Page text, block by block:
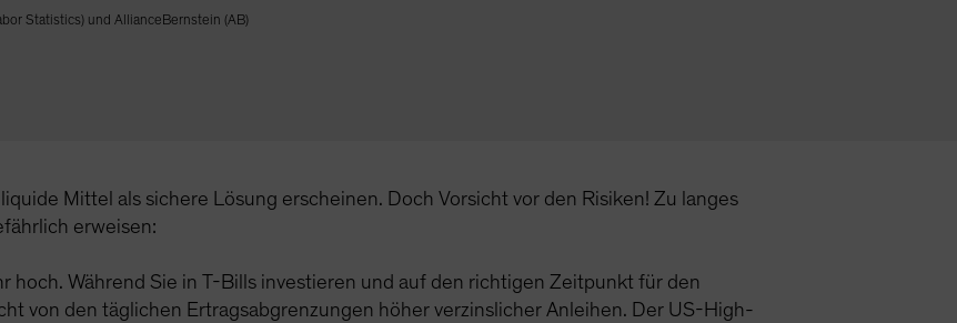
Statistics) und AllianceBernstein (AB)
Mittel als sichere Lösung erscheinen. Doch Vorsicht vor den Risiken! Zu langes
erweisen:
hoch. Während Sie in T-Bills investieren und auf den richtigen Zeitpunkt für den
von den täglichen Ertragsabgrenzungen höher verzinslicher Anleihen. Der US-High-